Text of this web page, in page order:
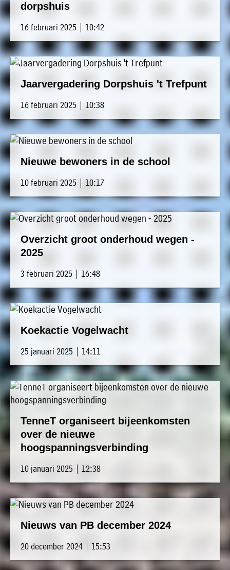
dorpshuis
16 februari 2025 | 10:42
Jaarvergadering Dorpshuis 't Trefpunt
16 februari 2025 | 10:38
Nieuwe bewoners in de school
10 februari 2025 | 10:17
Overzicht groot onderhoud wegen -
2025
3 februari 2025 | 16:48
Koekactie Vogelwacht
25 januari 2025 | 14:11
TenneT organiseert bijeenkomsten
over de nieuwe
hoogspanningsverbinding
10 januari 2025 | 12:38
Nieuws van PB december 2024
20 december 2024 | 15:53